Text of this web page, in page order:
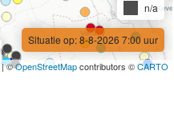
n/a
Situatie op: 8-8-2026 7:00 uur
| ©OpenStreetMapcontributors ©CARTO